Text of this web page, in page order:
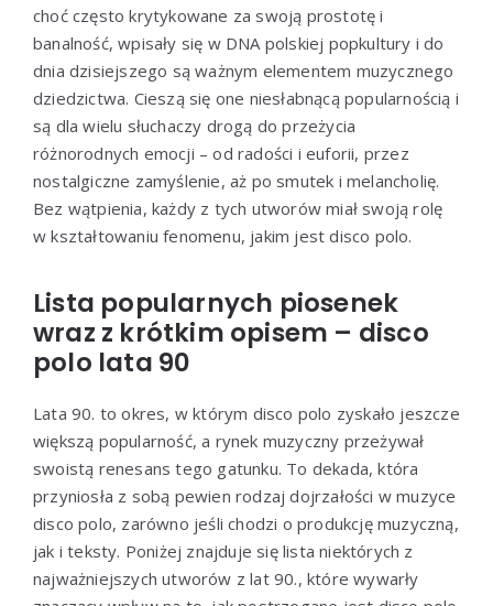
choć często krytykowane za swoją prostotę i
banalność, wpisały się w DNA polskiej popkultury i do
dnia dzisiejszego są ważnym elementem muzycznego
dziedzictwa. Cieszą się one niesłabnącą popularnością i
są dla wielu słuchaczy drogą do przeżycia
różnorodnych emocji – od radości i euforii, przez
nostalgiczne zamyślenie, aż po smutek i melancholię.
Bez wątpienia, każdy z tych utworów miał swoją rolę
w kształtowaniu fenomenu, jakim jest disco polo.
Lista popularnych piosenek
wraz z krótkim opisem – disco
polo lata 90
Lata 90. to okres, w którym disco polo zyskało jeszcze
większą popularność, a rynek muzyczny przeżywał
swoistą renesans tego gatunku. To dekada, która
przyniosła z sobą pewien rodzaj dojrzałości w muzyce
disco polo, zarówno jeśli chodzi o produkcję muzyczną,
jak i teksty. Poniżej znajduje się lista niektórych z
najważniejszych utworów z lat 90., które wywarły